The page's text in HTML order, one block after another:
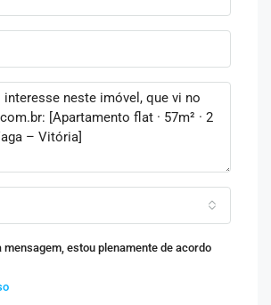
mensagem, estou plenamente de acordo